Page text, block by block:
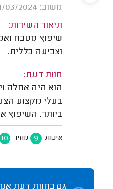
משוב: 01/03/2024
תיאור השירות:
שיפוץ מטבח
וצביעה כללית.
חוות דעת:
הוא היה אחלה
בעלי מקצוע
ביותר. השיפוץ
איכות 9 מחיר 10